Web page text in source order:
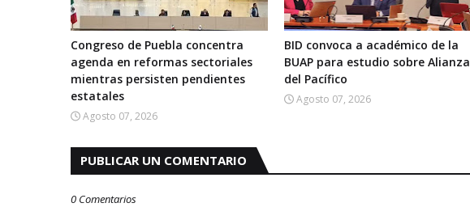
Congreso de Puebla concentra
agenda en reformas sectoriales
mientras persisten pendientes
estatales
Agosto 07, 2026
BID convoca a académico de la
BUAP para estudio sobre Alianza
del Pacífico
Agosto 07, 2026
PUBLICAR UN COMENTARIO
0 Comentarios